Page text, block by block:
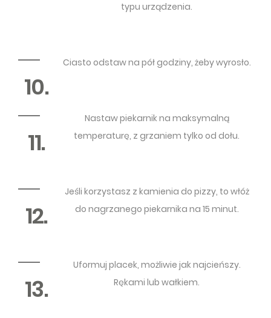
typu urządzenia.
10.
Ciasto odstaw na pół godziny, żeby wyrosło.
11.
Nastaw piekarnik na maksymalną
temperaturę, z grzaniem tylko od dołu.
12.
Jeśli korzystasz z kamienia do pizzy, to włóż
do nagrzanego piekarnika na 15 minut.
13.
Uformuj placek, możliwie jak najcieńszy.
Rękami lub wałkiem.